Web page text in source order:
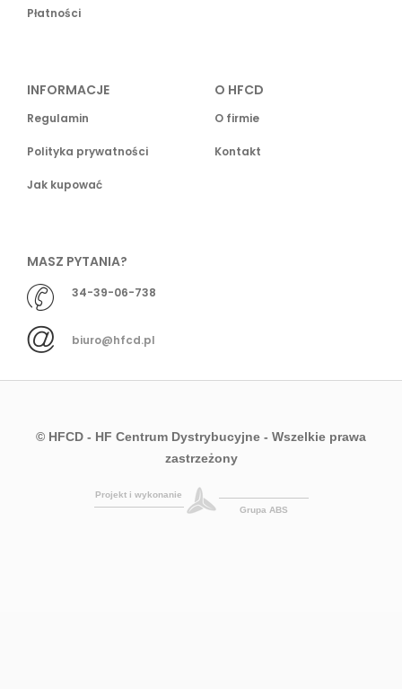
Płatności
INFORMACJE
Regulamin
Polityka prywatności
Jak kupować
O HFCD
O firmie
Kontakt
MASZ PYTANIA?
34-39-06-738
biuro@hfcd.pl
© HFCD - HF Centrum Dystrybucyjne - Wszelkie prawa
zastrzeżony
Projekt i wykonanie
Grupa ABS